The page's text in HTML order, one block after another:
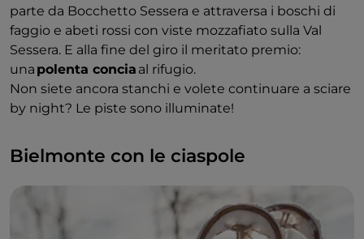
parte da Bocchetto Sessera e attraversa i boschi di
faggio e abeti rossi con viste mozzafiato sulla Val
Sessera. E alla fine del giro il meritato premio:
una polenta concia al rifugio.
Non siete ancora stanchi e volete continuare a sciare
by night? Le piste sono illuminate!
Bielmonte con le ciaspole